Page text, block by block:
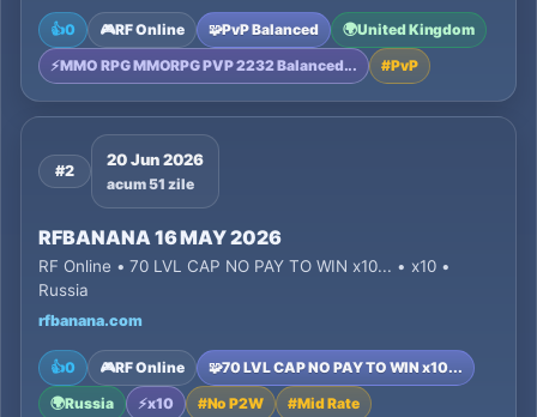
👍0 🎮RF Online 🧩PvP Balanced 🌍United Kingdom
⚡MMO RPG MMORPG PVP 2232 Balanced... #PvP
#2
20 Jun 2026
acum 51 zile
RFBANANA 16 MAY 2026
RF Online • 70 LVL CAP NO PAY TO WIN x10... • x10 •
Russia
rfbanana.com
👍0 🎮RF Online 🧩70 LVL CAP NO PAY TO WIN x10...
🌍Russia ⚡x10 #No P2W #Mid Rate